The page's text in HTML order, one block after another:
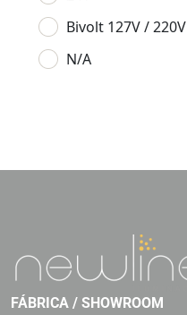
Bivolt 127V / 220V
N/A
FÁBRICA / SHOWROOM